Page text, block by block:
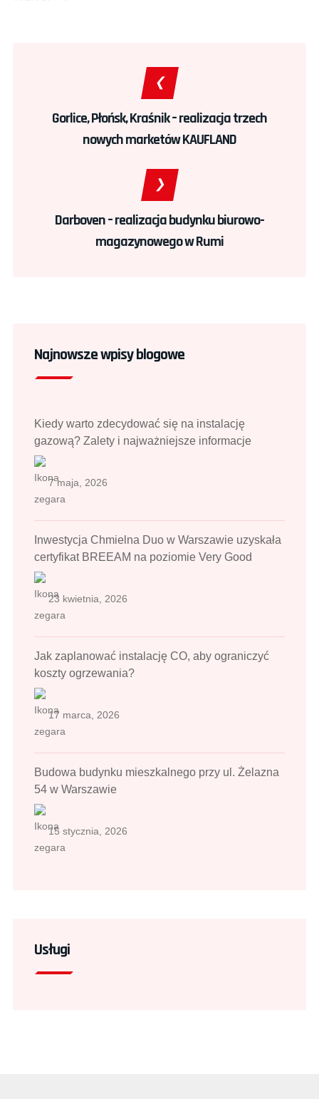
Gorlice, Płońsk, Kraśnik – realizacja trzech
nowych marketów KAUFLAND
Darboven – realizacja budynku biurowo-
magazynowego w Rumi
Najnowsze wpisy blogowe
Kiedy warto zdecydować się na instalację
gazową? Zalety i najważniejsze informacje
7 maja, 2026
Inwestycja Chmielna Duo w Warszawie uzyskała
certyfikat BREEAM na poziomie Very Good
23 kwietnia, 2026
Jak zaplanować instalację CO, aby ograniczyć
koszty ogrzewania?
17 marca, 2026
Budowa budynku mieszkalnego przy ul. Żelazna
54 w Warszawie
15 stycznia, 2026
Usługi